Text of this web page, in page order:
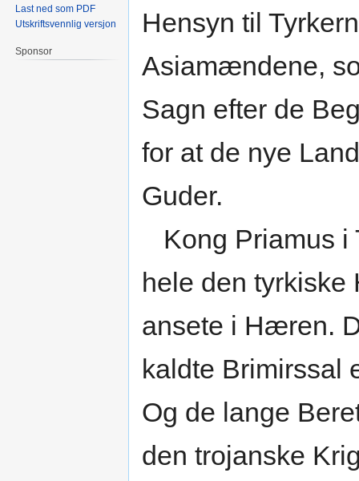
Hensyn til
Asiamændene,
Sagn efter de
for at de nye
Guder.
Kong Priamus i
hele den
ansete i Hæren.
kaldte Brimirssal
Og de lange
den trojanske
Last ned som PDF
Utskriftsvennlig versjon
Sponsor